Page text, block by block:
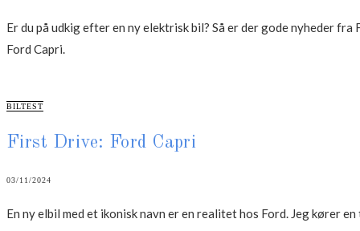
Er du på udkig efter en ny elektrisk bil? Så er der gode nyheder
Ford Capri.
CATEGORIES
BILTEST
First Drive: Ford Capri
03/11/2024
En ny elbil med et ikonisk navn er en realitet hos Ford. Jeg kører